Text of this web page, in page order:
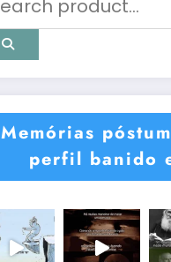
Memórias
perfil banido